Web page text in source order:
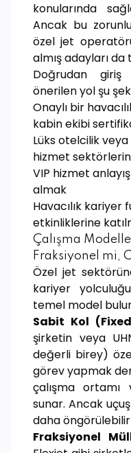
konularında
Ancak bu
özel jet
almış adayları
Doğrudan
önerilen yol şu
Onaylı bir
kabin ekibi
Lüks otelcilik
hizmet
VIP hizmet
almak
Havacılık
etkinliklerine
Çalışma
Fraksiyonel mi,
Özel jet
kariyer
temel model
Sabit Kol
şirketin veya
değerli birey)
görev yapmak
çalışma
sunar. Ancak
daha
Fraksiyonel